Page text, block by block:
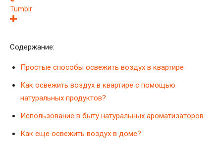
Tumblr
Содержание:
Простые способы освежить воздух в квартире
Как освежить воздух в квартире с помощью
натуральных продуктов?
Использование в быту натуральных ароматизаторов
Как еще освежить воздух в доме?